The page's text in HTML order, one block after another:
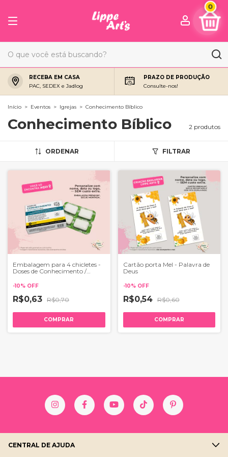
0
RECEBA EM CASA
PAC, SEDEX e Jadlog
PRAZO DE PRODUÇÃO
Consulte-nos!
Início > Eventos > Igrejas > Conhecimento Bíblico
Conhecimento Bíblico 2 produtos
ORDENAR FILTRAR
Embalagem para 4 chicletes -
Doses de Conhecimento /
-10% OFF
R$0,63 R$0,70
COMPRAR
Cartão porta Mel - Palavra de
Deus
-10% OFF
R$0,54 R$0,60
COMPRAR
CENTRAL DE AJUDA